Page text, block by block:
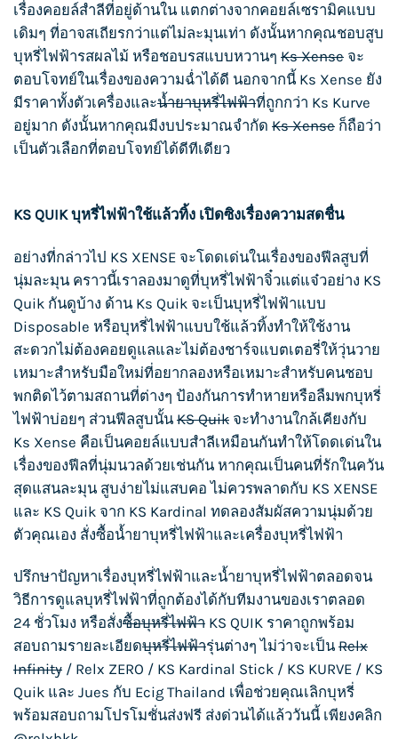
เรื่องคอยล์สำลีที่อยู่ด้านใน แตกต่างจากคอยล์เซรามิคแบบ
เดิมๆ ที่อาจสเถียรกว่าแต่ไม่ละมุนเท่า ดังนั้นหากคุณชอบสูบ
บุหรี่ไฟฟ้ารสผลไม้ หรือชอบรสแบบหวานๆ Ks Xense จะ
ตอบโจทย์ในเรื่องของความฉ่ำได้ดี นอกจากนี้ Ks Xense ยัง
มีราคาทั้งตัวเครื่องและน้ำยาบุหรี่ไฟฟ้าที่ถูกกว่า Ks Kurve
อยู่มาก ดังนั้นหากคุณมีงบประมาณจำกัด Ks Xense ก็ถือว่า
เป็นตัวเลือกที่ตอบโจทย์ได้ดีทีเดียว
KS QUIKบุหรี่ไฟฟ้าใช้แล้วทิ้ง เปิดซิงเรื่องความสดชื่น
อย่างที่กล่าวไป KS XENSE จะโดดเด่นในเรื่องของฟีลสูบที่
นุ่มละมุน คราวนี้เราลองมาดูที่บุหรี่ไฟฟ้าจิ๋วแต่แจ๋วอย่าง KS
Quik กันดูบ้าง ด้าน Ks Quik จะเป็นบุหรี่ไฟฟ้าแบบ
Disposable หรือบุหรี่ไฟฟ้าแบบใช้แล้วทิ้งทำให้ใช้งาน
สะดวกไม่ต้องคอยดูแลและไม่ต้องชาร์จแบตเตอรี่ให้วุ่นวาย
เหมาะสำหรับมือใหม่ที่อยากลองหรือเหมาะสำหรับคนชอบ
พกติดไว้ตามสถานที่ต่างๆ ป้องกันการทำหายหรือลืมพกบุหรี่
ไฟฟ้าบ่อยๆ ส่วนฟีลสูบนั้น KS Quik จะทำงานใกล้เคียงกับ
Ks Xense คือเป็นคอยล์แบบสำลีเหมือนกันทำให้โดดเด่นใน
เรื่องของฟีลที่นุ่มนวลด้วยเช่นกัน หากคุณเป็นคนที่รักในควัน
สุดแสนละมุน สูบง่ายไม่แสบคอ ไม่ควรพลาดกับ KS XENSE
และ KS Quik จาก KS Kardinal ทดลองสัมผัสความนุ่มด้วย
ตัวคุณเอง สั่งซื้อน้ำยาบุหรี่ไฟฟ้าและเครื่องบุหรี่ไฟฟ้า
ปรึกษาปัญหาเรื่องบุหรี่ไฟฟ้าและน้ำยาบุหรี่ไฟฟ้าตลอดจน
วิธีการดูแลบุหรี่ไฟฟ้าที่ถูกต้องได้กับทีมงานของเราตลอด
24 ชั่วโมง หรือสั่งซื้อบุหรี่ไฟฟ้า KS QUIK ราคาถูกพร้อม
สอบถามรายละเอียดบุหรี่ไฟฟ้ารุ่นต่างๆ ไม่ว่าจะเป็น Relx
Infinity / Relx ZERO / KS Kardinal Stick / KS KURVE / KS
Quik และ Jues กับ Ecig Thailand เพื่อช่วยคุณเลิกบุหรี่
พร้อมสอบถามโปรโมชั่นส่งฟรี ส่งด่วนได้แล้ววันนี้ เพียงคลิก